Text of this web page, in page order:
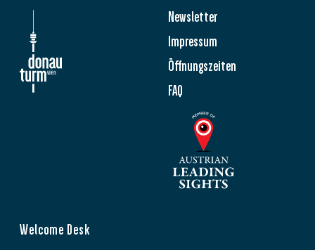
Newsletter
Impressum
Öffnungszeiten
FAQ
Welcome Desk